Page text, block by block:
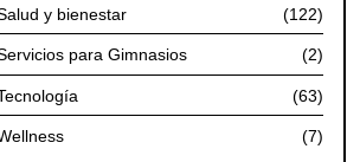
y bienestar (122)
para Gimnasios (2)
(63)
(7)